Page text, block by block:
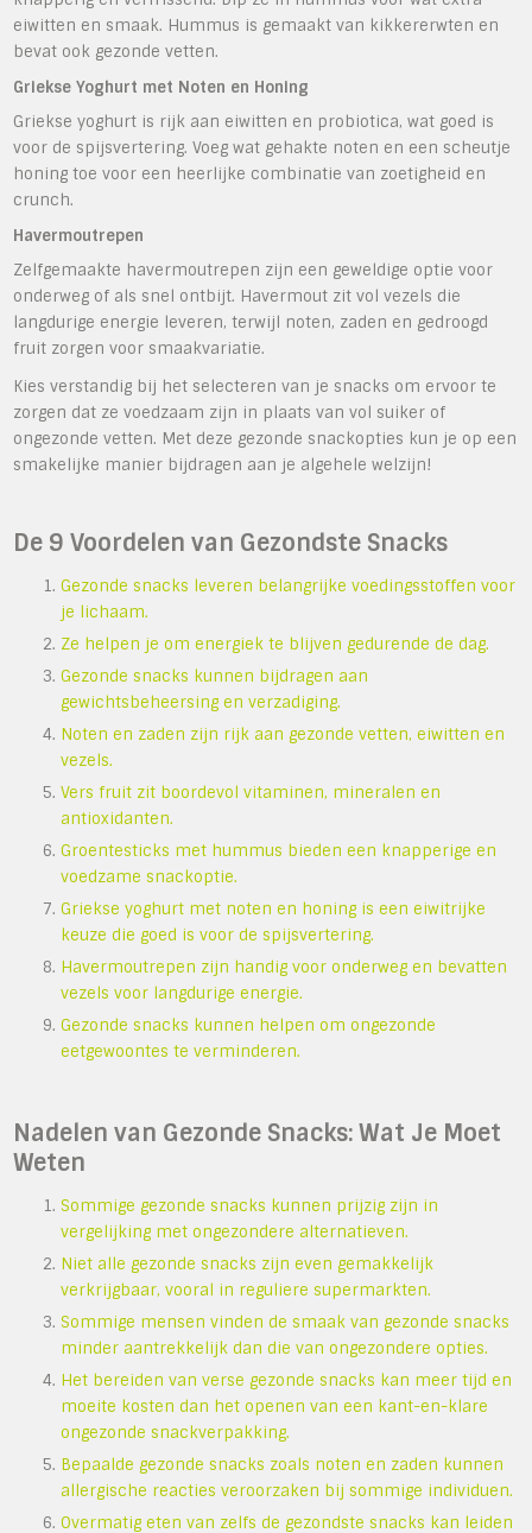
eiwitten en smaak. Hummus is gemaakt van kikkererwten en
bevat ook gezonde vetten.
Griekse Yoghurt met Noten en Honing
Griekse yoghurt is rijk aan eiwitten en probiotica, wat goed is
voor de spijsvertering. Voeg wat gehakte noten en een scheutje
honing toe voor een heerlijke combinatie van zoetigheid en
crunch.
Havermoutrepen
Zelfgemaakte havermoutrepen zijn een geweldige optie voor
onderweg of als snel ontbijt. Havermout zit vol vezels die
langdurige energie leveren, terwijl noten, zaden en gedroogd
fruit zorgen voor smaakvariatie.
Kies verstandig bij het selecteren van je snacks om ervoor te
zorgen dat ze voedzaam zijn in plaats van vol suiker of
ongezonde vetten. Met deze gezonde snackopties kun je op een
smakelijke manier bijdragen aan je algehele welzijn!
De 9 Voordelen van Gezondste Snacks
Gezonde snacks leveren belangrijke voedingsstoffen voor
je lichaam.
Ze helpen je om energiek te blijven gedurende de dag.
Gezonde snacks kunnen bijdragen aan
gewichtsbeheersing en verzadiging.
Noten en zaden zijn rijk aan gezonde vetten, eiwitten en
vezels.
Vers fruit zit boordevol vitaminen, mineralen en
antioxidanten.
Groentesticks met hummus bieden een knapperige en
voedzame snackoptie.
Griekse yoghurt met noten en honing is een eiwitrijke
keuze die goed is voor de spijsvertering.
Havermoutrepen zijn handig voor onderweg en bevatten
vezels voor langdurige energie.
Gezonde snacks kunnen helpen om ongezonde
eetgewoontes te verminderen.
Nadelen van Gezonde Snacks: Wat Je Moet
Weten
Sommige gezonde snacks kunnen prijzig zijn in
vergelijking met ongezondere alternatieven.
Niet alle gezonde snacks zijn even gemakkelijk
verkrijgbaar, vooral in reguliere supermarkten.
Sommige mensen vinden de smaak van gezonde snacks
minder aantrekkelijk dan die van ongezondere opties.
Het bereiden van verse gezonde snacks kan meer tijd en
moeite kosten dan het openen van een kant-en-klare
ongezonde snackverpakking.
Bepaalde gezonde snacks zoals noten en zaden kunnen
allergische reacties veroorzaken bij sommige individuen.
Overmatig eten van zelfs de gezondste snacks kan leiden